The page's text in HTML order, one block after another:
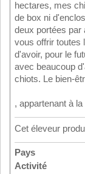
hectares, mes
de box ni
deux portées par
vous offrir toutes
d'avoir, pour le
avec beaucoup
chiots. Le bien-
, appartenant à
Cet éleveur
Pays
Activité